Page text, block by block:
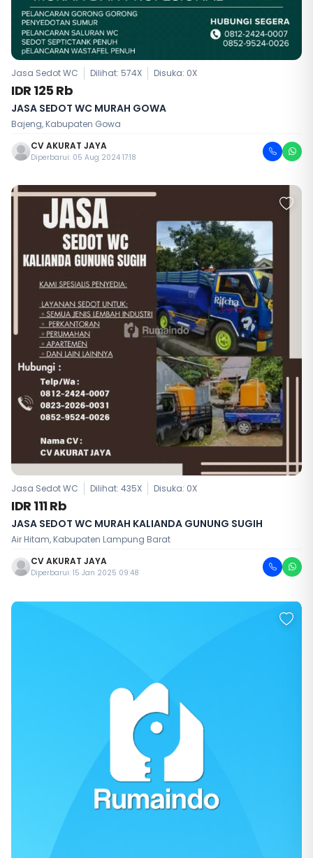
Jasa Sedot WC Dilihat: 574X Disuka: 0X
IDR 125 Rb
JASA SEDOT WC MURAH GOWA
Bajeng, Kabupaten Gowa
CV AKURAT JAYA
Diperbarui: 05 Aug 2024 17:18
Jasa Sedot WC Dilihat: 435X Disuka: 0X
IDR 111 Rb
JASA SEDOT WC MURAH KALIANDA GUNUNG SUGIH
Air Hitam, Kabupaten Lampung Barat
CV AKURAT JAYA
Diperbarui: 15 Jan 2025 09:48